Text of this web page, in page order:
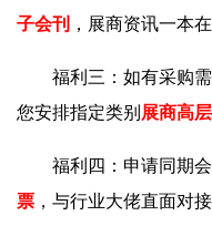
子会刊
，展商资讯一本在
福利三：如有采购
您安排指定类别 展商高层
福利四：申请同期
票 ，与行业大佬直面对